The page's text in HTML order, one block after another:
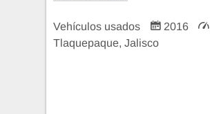
Vehículos usados 2016
Tlaquepaque, Jalisco